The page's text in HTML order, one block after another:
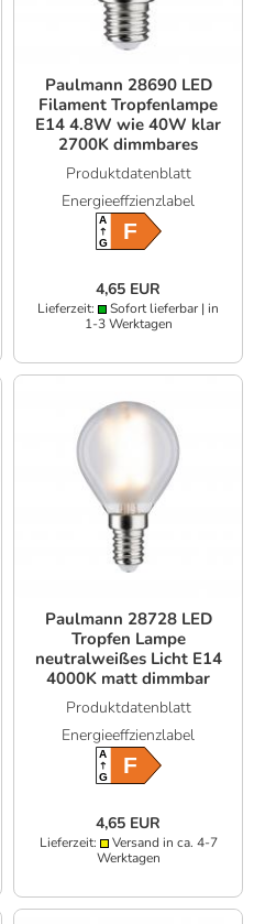
Paulmann 28690 LED
Filament Tropfenlampe
E14 4.8W wie 40W klar
2700K dimmbares
warmweißes Licht
Produktdatenblatt
Energieeffzienzlabel
A
GF
4,65 EUR
Lieferzeit:
Sofort lieferbar | in
1-3 Werktagen
Paulmann 28728 LED
Tropfen Lampe
neutralweißes Licht E14
4000K matt dimmbar
5W wie 40W
Produktdatenblatt
Energieeffzienzlabel
A
GF
4,65 EUR
Lieferzeit:
Versand in ca. 4-7
Werktagen